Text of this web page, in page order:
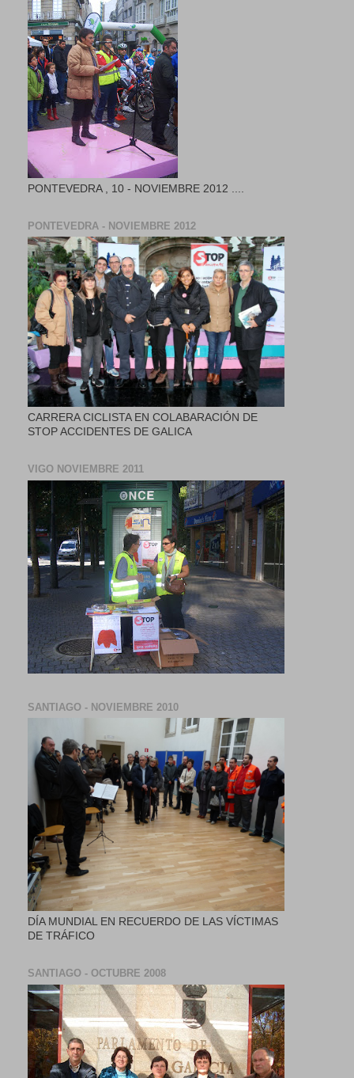
PONTEVEDRA , 10 - NOVIEMBRE 2012 ....
PONTEVEDRA - NOVIEMBRE 2012
CARRERA CICLISTA EN COLABARACIÓN DE
STOP ACCIDENTES DE GALICA
VIGO NOVIEMBRE 2011
SANTIAGO - NOVIEMBRE 2010
DÍA MUNDIAL EN RECUERDO DE LAS VÍCTIMAS
DE TRÁFICO
SANTIAGO - OCTUBRE 2008